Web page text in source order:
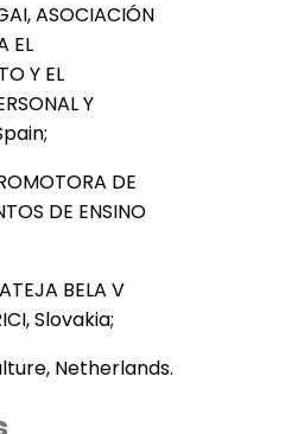
ASOCIACIÓN
EL
Y EL
Y
DE
DE ENSINO
BELA V
Slovakia;
Netherlands.